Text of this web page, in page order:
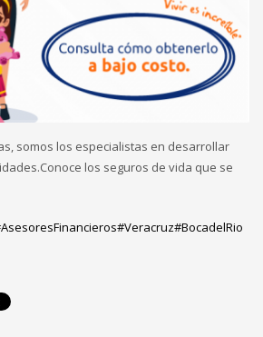
somos los especialistas en desarrollar
los seguros de vida que se
#Veracruz#BocadelRio